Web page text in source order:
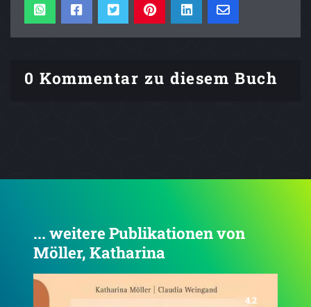
0 Kommentar zu diesem Buch
... weitere Publikationen von
Möller, Katharina
4.7